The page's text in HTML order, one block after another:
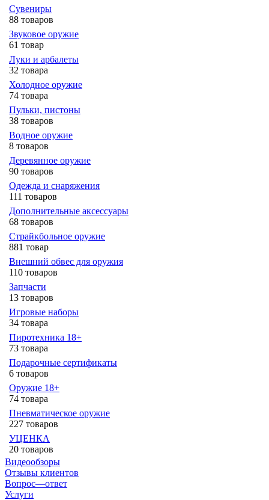
Сувениры
88 товаров
Звуковое оружие
61 товар
Луки и арбалеты
32 товара
Холодное оружие
74 товара
Пульки, пистоны
38 товаров
Водное оружие
8 товаров
Деревянное оружие
90 товаров
Одежда и снаряжения
111 товаров
Дополнительные аксессуары
68 товаров
Страйкбольное оружие
881 товар
Внешний обвес для оружия
110 товаров
Запчасти
13 товаров
Игровые наборы
34 товара
Пиротехника 18+
73 товара
Подарочные сертификаты
6 товаров
Оружие 18+
74 товара
Пневматическое оружие
227 товаров
УЦЕНКА
20 товаров
Видеообзоры
Отзывы клиентов
Вопрос—ответ
Услуги